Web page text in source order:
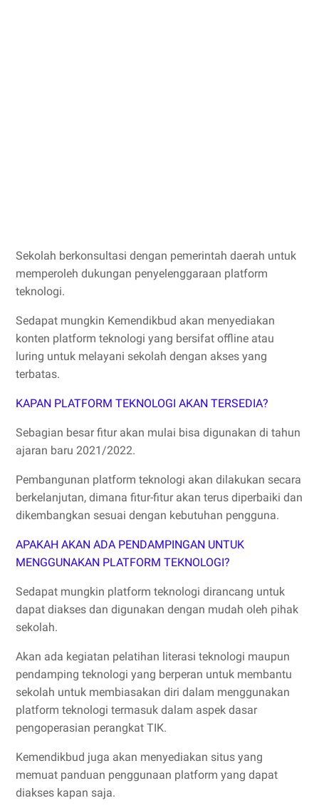
Sekolah berkonsultasi dengan pemerintah daerah untuk
memperoleh dukungan penyelenggaraan platform
teknologi.
Sedapat mungkin Kemendikbud akan menyediakan
konten platform teknologi yang bersifat offline atau
luring untuk melayani sekolah dengan akses yang
terbatas.
KAPAN PLATFORM TEKNOLOGI AKAN TERSEDIA?
Sebagian besar fitur akan mulai bisa digunakan di tahun
ajaran baru 2021/2022.
Pembangunan platform teknologi akan dilakukan secara
berkelanjutan, dimana fitur-fitur akan terus diperbaiki dan
dikembangkan sesuai dengan kebutuhan pengguna.
APAKAH AKAN ADA PENDAMPINGAN UNTUK
MENGGUNAKAN PLATFORM TEKNOLOGI?
Sedapat mungkin platform teknologi dirancang untuk
dapat diakses dan digunakan dengan mudah oleh pihak
sekolah.
Akan ada kegiatan pelatihan literasi teknologi maupun
pendamping teknologi yang berperan untuk membantu
sekolah untuk membiasakan diri dalam menggunakan
platform teknologi termasuk dalam aspek dasar
pengoperasian perangkat TIK.
Kemendikbud juga akan menyediakan situs yang
memuat panduan penggunaan platform yang dapat
diakses kapan saja.